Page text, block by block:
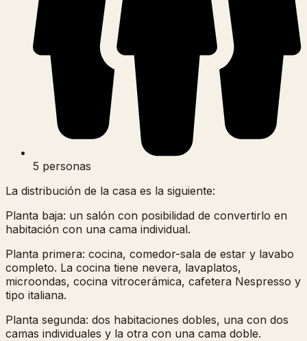
5 personas
La distribución de la casa es la siguiente:
Planta baja: un salón con posibilidad de convertirlo en
habitación con una cama individual.
Planta primera: cocina, comedor-sala de estar y lavabo
completo. La cocina tiene nevera, lavaplatos,
microondas, cocina vitrocerámica, cafetera Nespresso y
tipo italiana.
Planta segunda: dos habitaciones dobles, una con dos
camas individuales y la otra con una cama doble.